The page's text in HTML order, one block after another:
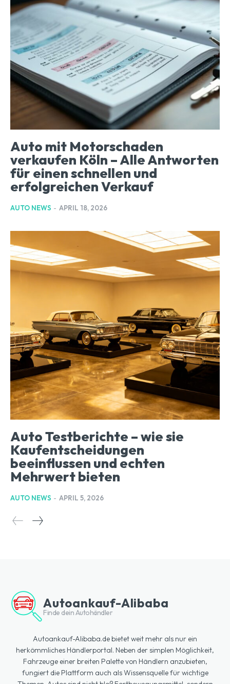
Auto mit Motorschaden
verkaufen Köln – Alle Antworten
für einen schnellen und
erfolgreichen Verkauf
AUTO NEWS - APRIL 18, 2026
Auto Testberichte – wie sie
Kaufentscheidungen
beeinflussen und echten
Mehrwert bieten
AUTO NEWS - APRIL 5, 2026
Autoankauf-Alibaba
Finde dein Autohändler
Autoankauf-Alibaba.de bietet weit mehr als nur ein
herkömmliches Händlerportal. Neben der simplen Möglichkeit,
Fahrzeuge einer breiten Palette von Händlern anzubieten,
fungiert die Plattform auch als Wissensquelle für wichtige